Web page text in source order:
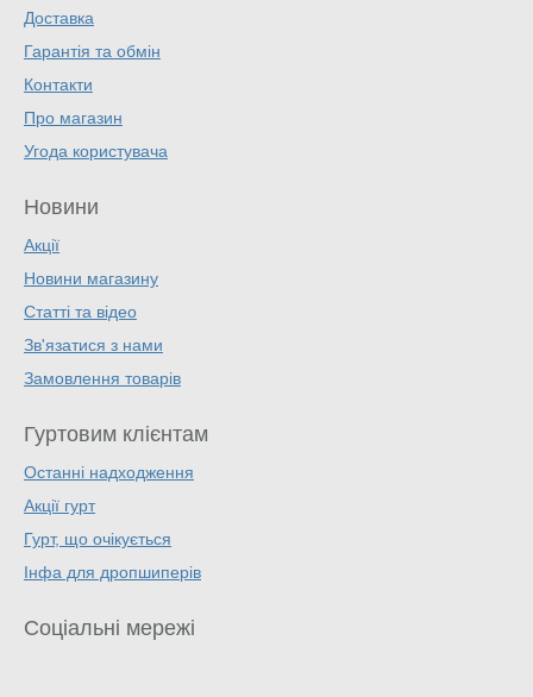
Доставка
Гарантія та обмін
Контакти
Про магазин
Угода користувача
Новини
Акції
Новини магазину
Статті та відео
Зв'язатися з нами
Замовлення товарів
Гуртовим клієнтам
Останні надходження
Акції гурт
Гурт, що очікується
Інфа для дропшиперів
Соціальні мережі